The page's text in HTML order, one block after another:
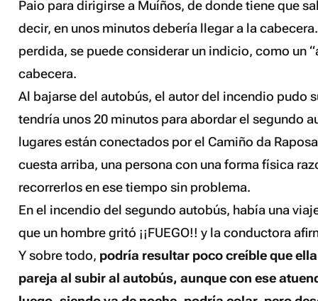
Paio para dirigirse a Muíños, de donde tiene que
decir, en unos minutos debería llegar a la
perdida, se puede considerar un indicio, como un
cabecera.
Al bajarse del autobús, el autor del incendio pudo
tendría unos 20 minutos para abordar el segundo
lugares están conectados por el Camiño da
cuesta arriba, una persona con una forma física
recorrerlos en ese tiempo sin problema.
En el incendio del segundo autobús, había una
que un hombre gritó ¡¡FUEGO!! y la conductora
Y sobre todo, podría resultar poco creíble que
pareja al subir al autobús, aunque con ese